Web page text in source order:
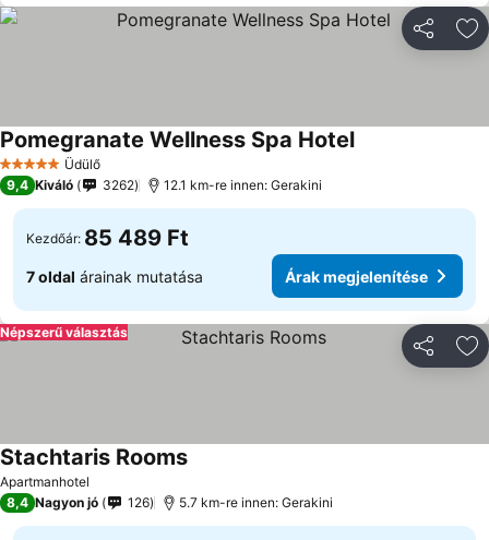
5 KategóriaÜdülő
Pomegranate Wellness Spa HotelÁrak
9,4 Kiváló 3262 12.1 km-re innen: Gerakini
Kezdőár: 85 489 Ft
7 oldal árainak mutatása Árak megjelenítése
Népszerű választás
Apartmanhotel
Stachtaris RoomsÁrak megjelenítése
8,4 Nagyon jó 126 5.7 km-re innen: Gerakini